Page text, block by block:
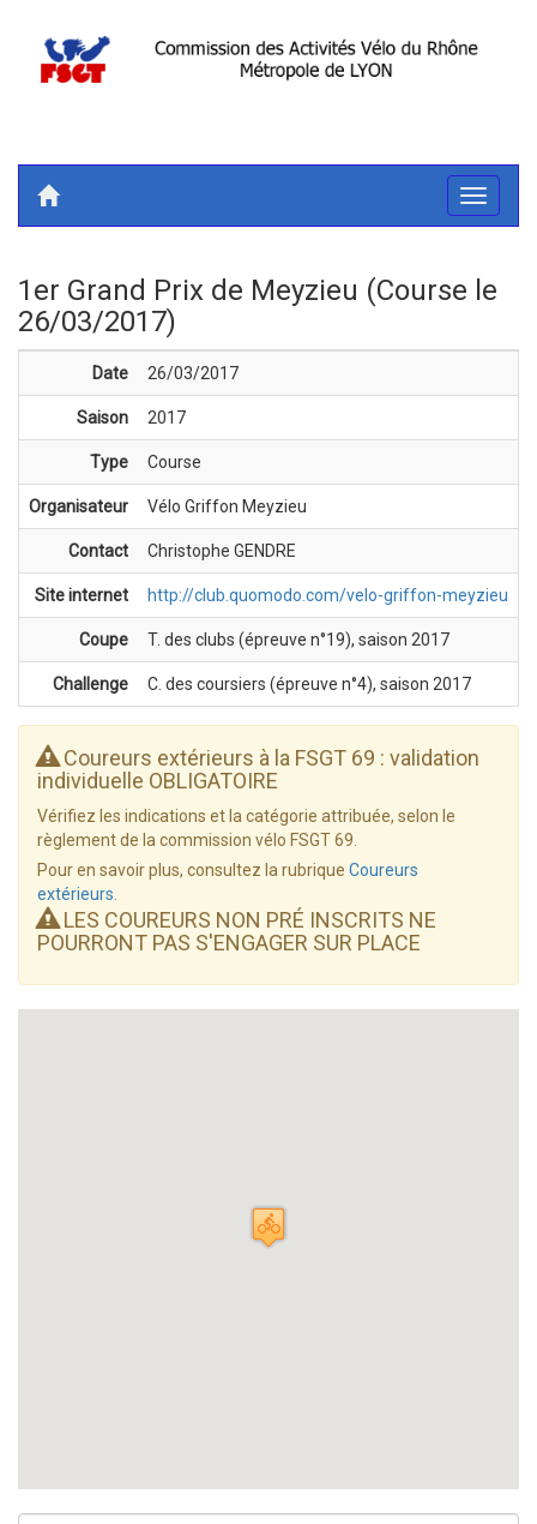
Toggle
1er Grand Prix de Meyzieu (Course le
26/03/2017)
Date 26/03/2017
Saison 2017
Type Course
Organisateur Vélo Griffon Meyzieu
Contact Christophe GENDRE
Site internet http://club.quomodo.com/velo-griffon-meyzieu
Coupe T. des clubs (épreuve n°19), saison 2017
Challenge C. des coursiers (épreuve n°4), saison 2017
Coureurs extérieurs à la FSGT 69 : validation
individuelle OBLIGATOIRE
Vérifiez les indications et la catégorie attribuée, selon le
règlement de la commission vélo FSGT 69.
Pour en savoir plus, consultez la rubrique Coureurs
extérieurs
LES COUREURS NON PRÉ INSCRITS NE
POURRONT PAS S'ENGAGER SUR PLACE